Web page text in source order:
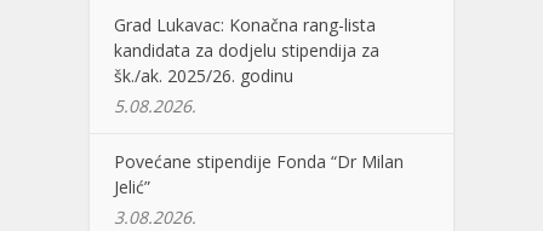
Grad Lukavac: Konačna rang-lista
kandidata za dodjelu stipendija za
šk./ak. 2025/26. godinu
5.08.2026.
Povećane stipendije Fonda “Dr Milan
Jelić”
3.08.2026.